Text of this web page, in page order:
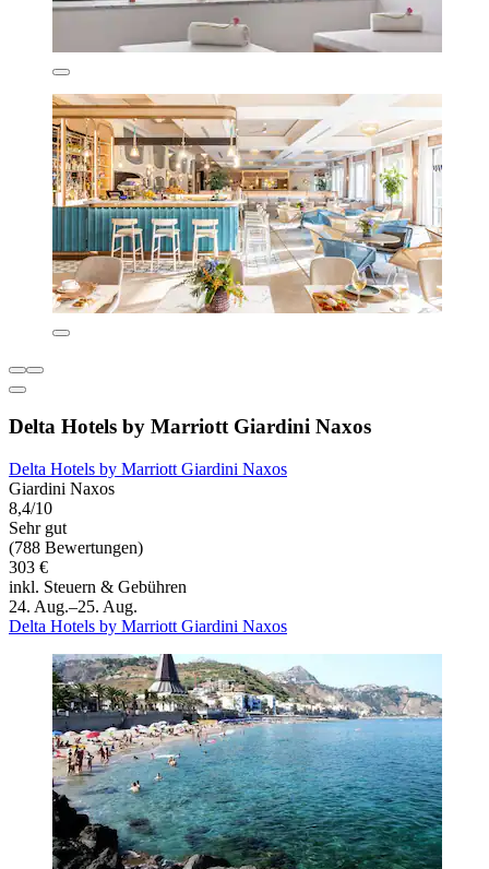
Delta Hotels by Marriott Giardini Naxos
Delta Hotels by Marriott Giardini Naxos
Giardini Naxos
8,4/10
Sehr gut
(788 Bewertungen)
303 €
inkl. Steuern & Gebühren
24. Aug.–25. Aug.
Delta Hotels by Marriott Giardini Naxos